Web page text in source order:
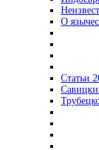
О
Статьи